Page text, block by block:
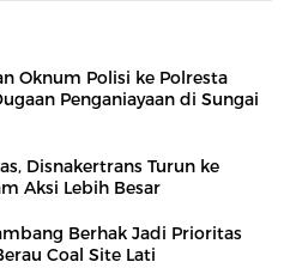
Oknum Polisi ke Polresta
Penganiayaan di Sungai
Disnakertrans Turun ke
Aksi Lebih Besar
Berhak Jadi Prioritas
Coal Site Lati